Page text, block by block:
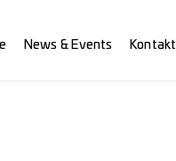
News & Events Kontakt